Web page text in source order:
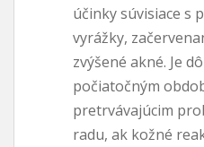
účinky súvisiace s
vyrážky,
zvýšené akné. Je
počiatočným
pretrvávajúcim
radu, ak kožné